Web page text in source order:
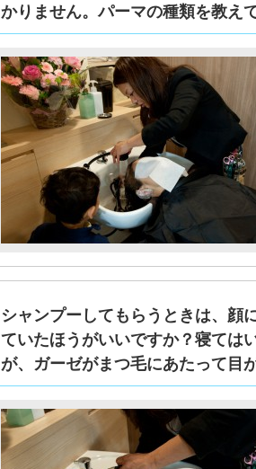
かりません。パーマの種類を教え
シャンプーしてもらうときは、顔
ていたほうがいいですか？寝ては
が、ガーゼがまつ毛にあたって目